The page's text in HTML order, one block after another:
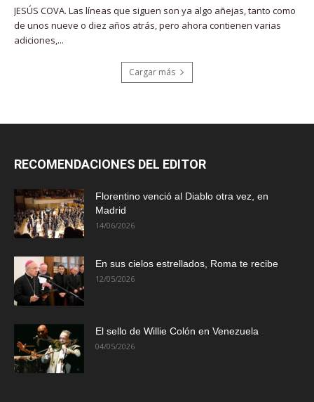
JESÚS COVA. Las líneas que siguen son ya algo añejas, tanto como
de unos nueve o diez años atrás, pero ahora contienen varias
adiciones,...
Cargar más
RECOMENDACIONES DEL EDITOR
Florentino venció al Diablo otra vez, en
Madrid
14/06/2026
En sus cielos estrellados, Roma te recibe
12/05/2026
El sello de Willie Colón en Venezuela
04/05/2026